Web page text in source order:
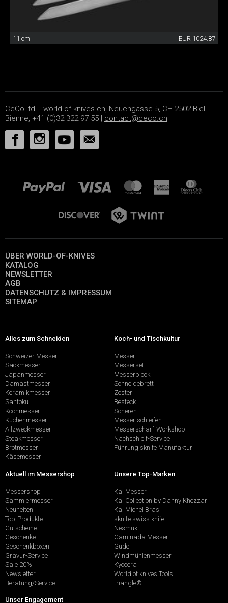
11 cm EUR 1024.87
CeCo ltd. - world-of-knives.ch, Neuengasse 5, CH-2502 Biel-
Bienne, +41 (0)32 322 97 55 | contact@ceco.ch
ÜBER WORLD-OF-KNIVES
KATALOG
NEWSLETTER
AGB
DATENSCHUTZ & IMPRESSUM
SITEMAP
Alles zum Schneiden
Schweizer Messer
Sackmesser
Japanmesser
Damastmesser
Keramikmesser
Santoku
Kochmesser
Küchenmesser
Allzweckmesser
Steakmesser
Brotmesser
Käsemesser
Koch- und Tischkultur
Messer
Messerset
Messerblock
Schneidebrett
Zester
Besteck
Scheren
Messer schleifen
Messerschärf-Workshop
Nachschleif-Service
Führung sknife Manufaktur
Aktuell im Messershop
Messershop
Sammlermesser
Neuheiten
Top-Produkte
Gutscheine
Geschenke
Geschenkboxen
Gravur-Service
Sale 20%
Newsletter
Beratung/Service
Unsere Top-Marken
Kai Messer
Kai Collection by Danny Khezzar
Kai Michel Bras
sknife swiss knife
Nesmuk
Caminada Messer
Güde
Windmühlenmesser
Kyocera
World of knives Tools
triangle®
Unser Engagement